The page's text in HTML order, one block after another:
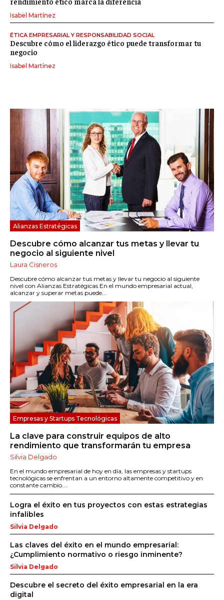
Alianzas Estratégicas
Descubre cómo alcanzar tus metas y llevar tu
negocio al siguiente nivel
Laura Cisneros
Descubre cómo alcanzar tus metas y llevar tu negocio al siguiente
nivel con Alianzas Estratégicas En el mundo empresarial actual,
alcanzar y superar metas puede...
Empresas y Startups Tecnológicas
La clave para construir equipos de alto
rendimiento que transformarán tu empresa
Silvia Delgado
En el mundo empresarial de hoy en día, las empresas y startups
tecnológicas se enfrentan a un entorno altamente competitivo y en
constante cambio....
Logra el éxito en tus proyectos con estas estrategias
infalibles
Silvia Delgado
Las claves del éxito en el mundo empresarial:
¿Cumplimiento normativo o riesgo inminente?
Silvia Delgado
Descubre el secreto del éxito empresarial en la era
digital
Isabel Martínez
ÉTICA EMPRESARIAL Y RESPONSABILIDAD SOCIAL
Descubre cómo el liderazgo ético puede transformar tu
negocio
Isabel Martínez